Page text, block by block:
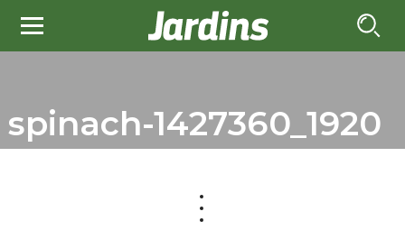
spinach-1427360_1920